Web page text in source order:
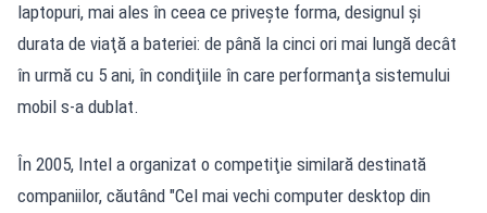
laptopuri, mai ales în ceea ce priveşte forma, designul şi
durata de viaţă a bateriei: de până la cinci ori mai lungă decât
în urmă cu 5 ani, în condiţiile în care performanţa sistemului
mobil s-a dublat.
În 2005, Intel a organizat o competiţie similară destinată
companiilor, căutând "Cel mai vechi computer desktop din